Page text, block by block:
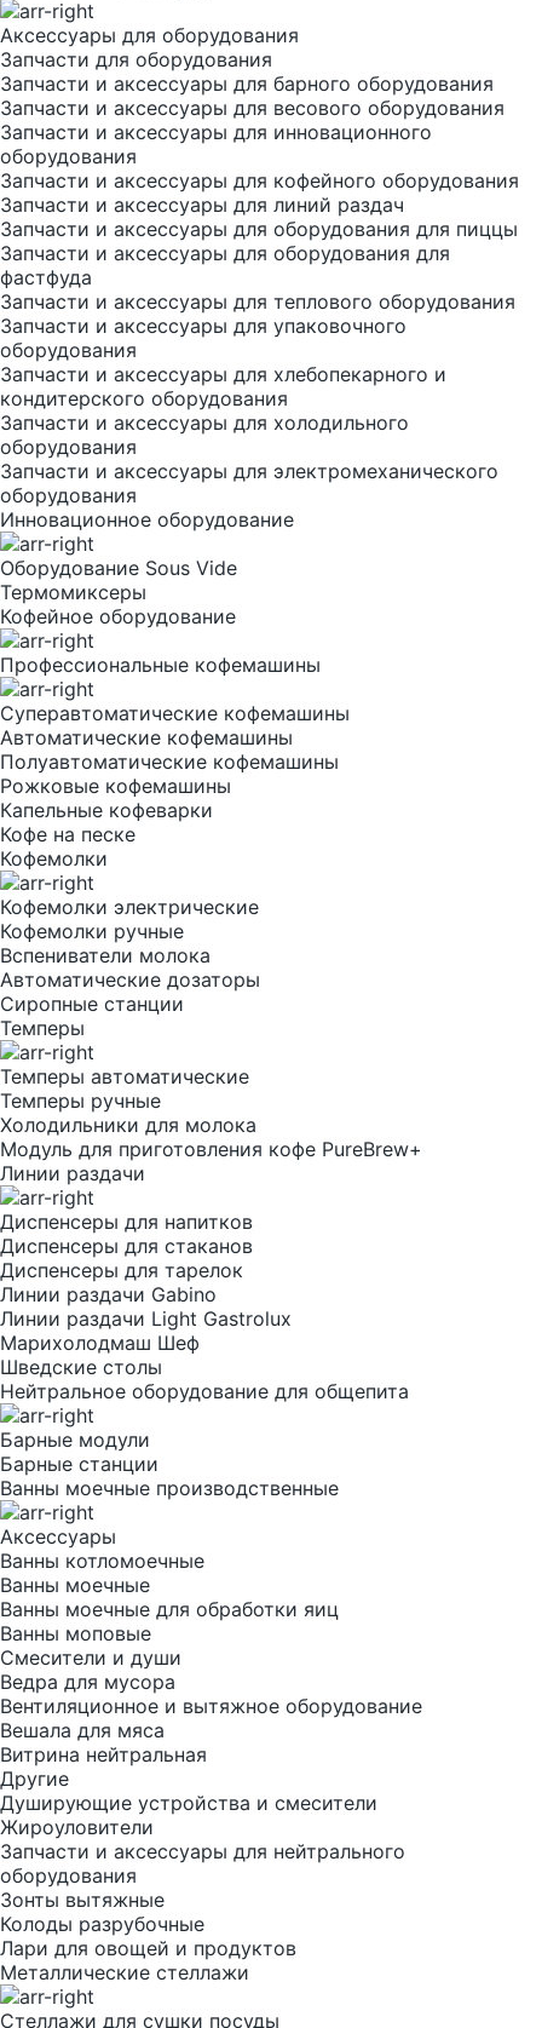
Аксессуары для оборудования
Запчасти для оборудования
Запчасти и аксессуары для барного оборудования
Запчасти и аксессуары для весового оборудования
Запчасти и аксессуары для инновационного
оборудования
Запчасти и аксессуары для кофейного оборудования
Запчасти и аксессуары для линий раздач
Запчасти и аксессуары для оборудования для пиццы
Запчасти и аксессуары для оборудования для
фастфуда
Запчасти и аксессуары для теплового оборудования
Запчасти и аксессуары для упаковочного
оборудования
Запчасти и аксессуары для хлебопекарного и
кондитерского оборудования
Запчасти и аксессуары для холодильного
оборудования
Запчасти и аксессуары для электромеханического
оборудования
Инновационное оборудование
Оборудование Sous Vide
Термомиксеры
Кофейное оборудование
Профессиональные кофемашины
Суперавтоматические кофемашины
Автоматические кофемашины
Полуавтоматические кофемашины
Рожковые кофемашины
Капельные кофеварки
Кофе на песке
Кофемолки
Кофемолки электрические
Кофемолки ручные
Вспениватели молока
Автоматические дозаторы
Сиропные станции
Темперы
Темперы автоматические
Темперы ручные
Холодильники для молока
Модуль для приготовления кофе PureBrew+
Линии раздачи
Диспенсеры для напитков
Диспенсеры для стаканов
Диспенсеры для тарелок
Линии раздачи Gabino
Линии раздачи Light Gastrolux
Марихолодмаш Шеф
Шведские столы
Нейтральное оборудование для общепита
Барные модули
Барные станции
Ванны моечные производственные
Аксессуары
Ванны котломоечные
Ванны моечные
Ванны моечные для обработки яиц
Ванны моповые
Смесители и души
Ведра для мусора
Вентиляционное и вытяжное оборудование
Вешала для мяса
Витрина нейтральная
Другие
Душирующие устройства и смесители
Жироуловители
Запчасти и аксессуары для нейтрального
оборудования
Зонты вытяжные
Колоды разрубочные
Лари для овощей и продуктов
Металлические стеллажи
Стеллажи для сушки посуды